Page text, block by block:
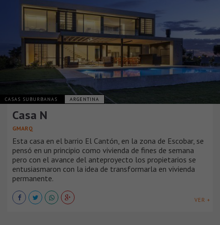
CASAS SUBURBANAS ARGENTINA
Casa N
GMARQ
Esta casa en el barrio El Cantón, en la zona de Escobar, se
pensó en un principio como vivienda de fines de semana
pero con el avance del anteproyecto los propietarios se
entusiasmaron con la idea de transformarla en vivienda
permanente.
VER +